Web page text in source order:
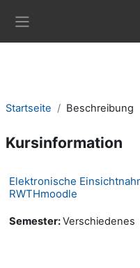
Startseite Beschreibung
Kursinformation
Elektronische
RWTHmoodle
Semester:Verschiedenes